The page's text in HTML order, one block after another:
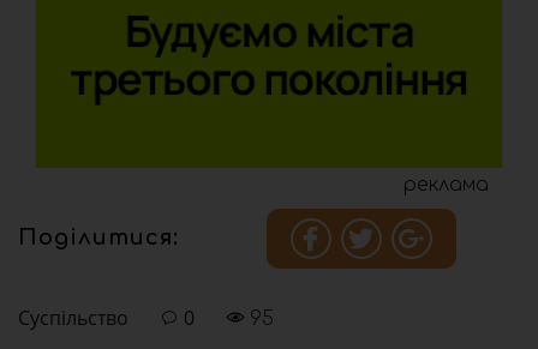
реклама
Поділитися:
Суспільство 0 95